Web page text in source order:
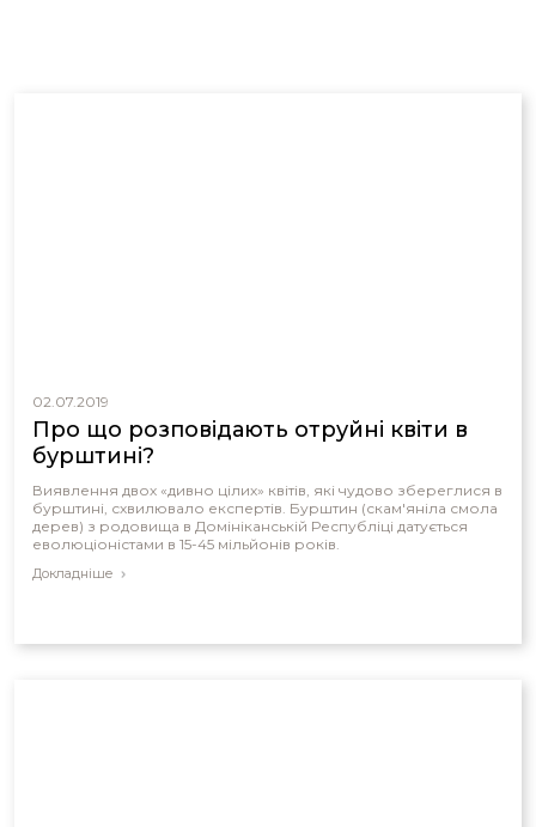
02.07.2019
Про що розповідають отруйні квіти в
бурштині?
Виявлення двох «дивно цілих» квітів, які чудово збереглися в
бурштині, схвилювало експертів. Бурштин (скам'яніла смола
дерев) з родовища в Домініканській Республіці датується
еволюціоністами в 15-45 мільйонів років.
Докладніше